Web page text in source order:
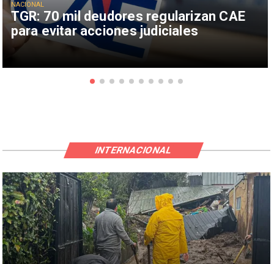
TGR: 70 mil deudores regularizan CAE
para evitar acciones judiciales
NACIONAL
INTERNACIONAL